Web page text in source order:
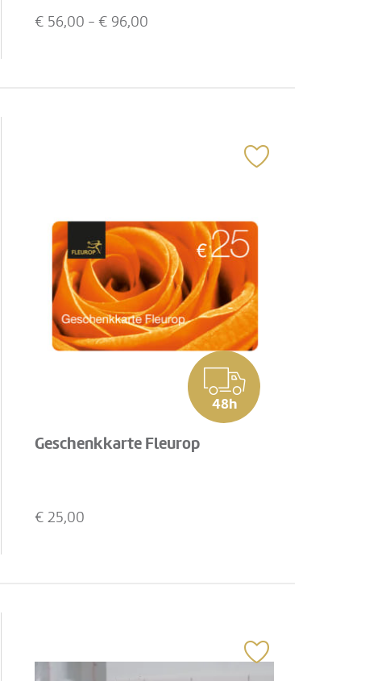
€ 56,00 - € 96,00
48h
Geschenkkarte Fleurop
€ 25,00